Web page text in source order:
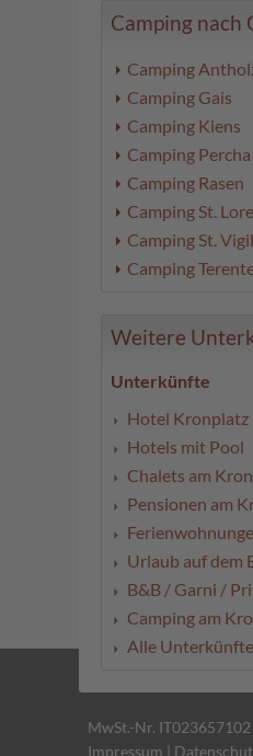
Camping nach
Camping
Camping Gais
Camping Kiens
Camping Percha
Camping Rasen
Camping St.
Camping St.
Camping
Weitere
Unterkünfte
Hotel Kronplatz
Hotels mit Pool
Chalets am
Pensionen am
Urlaub auf dem
B&B / Garni /
Camping am
Alle
MwSt.-Nr.
Impressum |